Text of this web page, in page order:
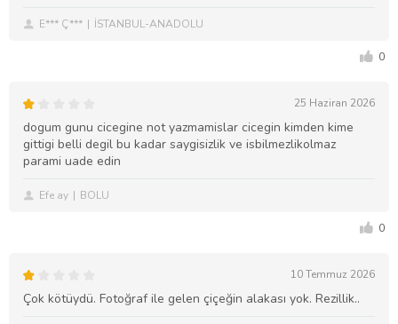
E*** Ç*** İSTANBUL-ANADOLU
0
25 Haziran 2026
dogum gunu cicegine not yazmamislar cicegin kimden kime
gittigi belli degil bu kadar saygisizlik ve isbilmezlikolmaz
parami uade edin
Efe ay BOLU
0
10 Temmuz 2026
Çok kötüydü. Fotoğraf ile gelen çiçeğin alakası yok. Rezillik..